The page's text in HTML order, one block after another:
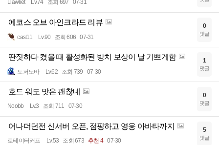
Llawliet Lv.74 조회 697 07-31
에코스 오브 아인크라드 리뷰
cast11 Lv.90 조회 606 07-31
0
댓글
딴짓하다 켰을 때 활성화된 방치 보상이 날 기쁘게함
도퍼노바 Lv.62 조회 739 07-30
1
댓글
호드 워도 맛은 괜찮네
Noobb Lv.3 조회 711 07-30
0
댓글
어나더던전 신서버 오픈, 점핑하고 영웅 아바타까지
로테이터커프 Lv.53 조회 673 추천 4 07-30
5
댓글